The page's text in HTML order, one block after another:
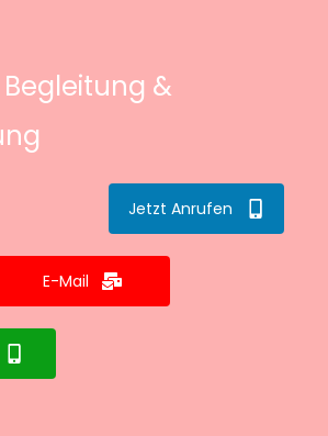
&
Jetzt Anrufen
E-Mail